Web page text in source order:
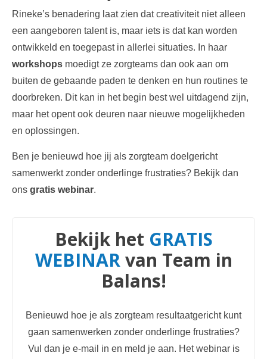
Rineke’s benadering laat zien dat creativiteit niet alleen
een aangeboren talent is, maar iets is dat kan worden
ontwikkeld en toegepast in allerlei situaties. In haar
workshops moedigt ze zorgteams dan ook aan om
buiten de gebaande paden te denken en hun routines te
doorbreken. Dit kan in het begin best wel uitdagend zijn,
maar het opent ook deuren naar nieuwe mogelijkheden
en oplossingen.
Ben je benieuwd hoe jij als zorgteam doelgericht
samenwerkt zonder onderlinge frustraties? Bekijk dan
ons gratis webinar.
Bekijk het GRATIS
WEBINARvan Team in
Balans!
Benieuwd hoe je als zorgteam resultaatgericht kunt
gaan samenwerken zonder onderlinge frustraties?
Vul dan je e-mail in en meld je aan. Het webinar is